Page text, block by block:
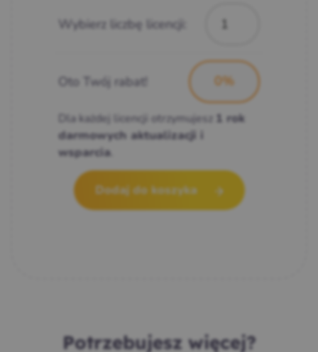
Wybierz liczbę licencji:
Oto Twój rabat!
Dla każdej licencji otrzymujesz
1 rok
darmowych aktualizacji i
wsparcia
Dodaj do koszyka
Potrzebujesz więcej?